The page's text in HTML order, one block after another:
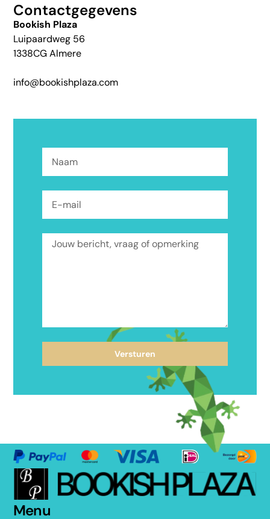
Contactgegevens
Bookish Plaza
Luipaardweg 56
1338CG Almere
info@bookishplaza.com
Versturen
Menu